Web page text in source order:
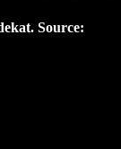
Source: